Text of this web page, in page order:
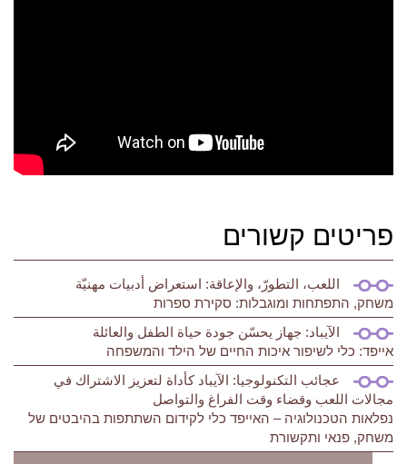
פריטים קשורים
اللعب، التطورّ، والإعاقة: استعراض أدبيات مهنيّة
משחק, התפתחות ומוגבלות: סקירת ספרות
الآيباد: جهاز يحسّن جودة حياة الطفل والعائلة
אייפד: כלי לשיפור איכות החיים של הילד והמשפחה
عجائب التكنولوجيا: الآيباد كأداة لتعزيز الاشتراك في
مجالات اللعب وقضاء وقت الفراغ والتواصل
נפלאות הטכנולוגיה – האייפד כלי לקידום השתתפות בהיבטים של
משחק, פנאי ותקשורת